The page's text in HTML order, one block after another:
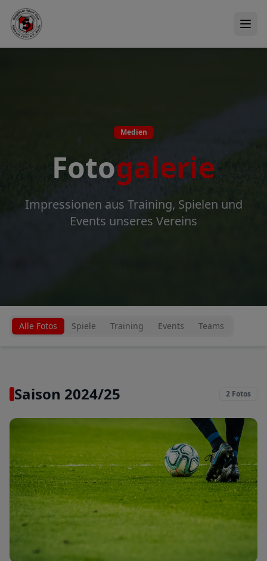
Medien
Fotogalerie
Impressionen aus Training, Spielen und
Events unseres Vereins
Alle Fotos Spiele Training Events Teams
Saison 2024/25 2 Fotos